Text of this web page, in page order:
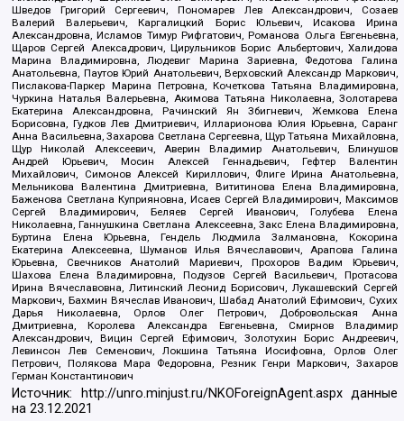
Шведов Григорий Сергеевич, Пономарев Лев Александрович, Созаев
Валерий Валерьевич, Каргалицкий Борис Юльевич, Исакова Ирина
Александровна, Исламов Тимур Рифгатович, Романова Ольга Евгеньевна,
Щаров Сергей Алексадрович, Цирульников Борис Альбертович, Халидова
Марина Владимировна, Людевиг Марина Зариевна, Федотова Галина
Анатольевна, Паутов Юрий Анатольевич, Верховский Александр Маркович,
Пислакова-Паркер Марина Петровна, Кочеткова Татьяна Владимировна,
Чуркина Наталья Валерьевна, Акимова Татьяна Николаевна, Золотарева
Екатерина Александровна, Рачинский Ян Збигневич, Жемкова Елена
Борисовна, Гудков Лев Дмитриевич, Илларионова Юлия Юрьевна, Саранг
Анна Васильевна, Захарова Светлана Сергеевна, Щур Татьяна Михайловна,
Щур Николай Алексеевич, Аверин Владимир Анатольевич, Блинушов
Андрей Юрьевич, Мосин Алексей Геннадьевич, Гефтер Валентин
Михайлович, Симонов Алексей Кириллович, Флиге Ирина Анатольевна,
Мельникова Валентина Дмитриевна, Вититинова Елена Владимировна,
Баженова Светлана Куприяновна, Исаев Сергей Владимирович, Максимов
Сергей Владимирович, Беляев Сергей Иванович, Голубева Елена
Николаевна, Ганнушкина Светлана Алексеевна, Закс Елена Владимировна,
Буртина Елена Юрьевна, Гендель Людмила Залмановна, Кокорина
Екатерина Алексеевна, Шуманов Илья Вячеславович, Арапова Галина
Юрьевна, Свечников Анатолий Мариевич, Прохоров Вадим Юрьевич,
Шахова Елена Владимировна, Подузов Сергей Васильевич, Протасова
Ирина Вячеславовна, Литинский Леонид Борисович, Лукашевский Сергей
Маркович, Бахмин Вячеслав Иванович, Шабад Анатолий Ефимович, Сухих
Дарья Николаевна, Орлов Олег Петрович, Добровольская Анна
Дмитриевна, Королева Александра Евгеньевна, Смирнов Владимир
Александрович, Вицин Сергей Ефимович, Золотухин Борис Андреевич,
Левинсон Лев Семенович, Локшина Татьяна Иосифовна, Орлов Олег
Петрович, Полякова Мара Федоровна, Резник Генри Маркович, Захаров
Герман Константинович
Источник: http://unro.minjust.ru/NKOForeignAgent.aspxданные
на23.12.2021